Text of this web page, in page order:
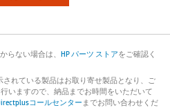
らない場合は、 HP パーツ ストアをご確認く
れている製品はお取り寄せ製品となり、ご
いますので、納品までお時間をいただいて
コールセンター までお問い合わせくだ